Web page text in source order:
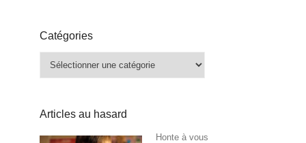
Catégories
Articles au hasard
Honte à vous